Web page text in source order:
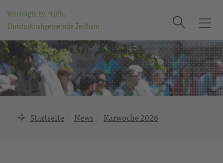
Vereinigte Ev.-Luth.
Christuskirchgemeinde Zeithain
T
o
g
g
l
e
n
Suche
Startseite News Karwoche 2026